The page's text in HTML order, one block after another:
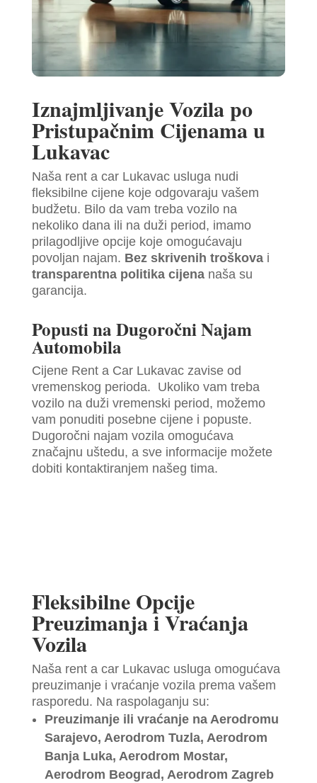
Iznajmljivanje Vozila po
Pristupačnim Cijenama u
Lukavac
Naša rent a car Lukavac usluga nudi
fleksibilne cijene koje odgovaraju vašem
budžetu. Bilo da vam treba vozilo na
nekoliko dana ili na duži period, imamo
prilagodljive opcije koje omogućavaju
povoljan najam. Bez skrivenih troškovai
transparentna politika cijenanaša su
garancija.
Popusti na Dugoročni Najam
Automobila
Cijene Rent a Car Lukavac zavise od
vremenskog perioda. Ukoliko vam treba
vozilo na duži vremenski period, možemo
vam ponuditi posebne cijene i popuste.
Dugoročni najam vozila omogućava
značajnu uštedu, a sve informacije možete
dobiti kontaktiranjem našeg tima.
Fleksibilne Opcije
Preuzimanja i Vraćanja
Vozila
Naša rent a car Lukavac usluga omogućava
preuzimanje i vraćanje vozila prema vašem
rasporedu. Na raspolaganju su:
Preuzimanje ili vraćanje na Aerodromu
Sarajevo, Aerodrom Tuzla, Aerodrom
Banja Luka, Aerodrom Mostar,
Aerodrom Beograd, Aerodrom Zagreb